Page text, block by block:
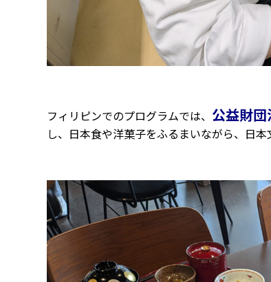
フィリピンでのプログラムでは、 公益財
し、日本食や洋菓子をふるまいながら、日